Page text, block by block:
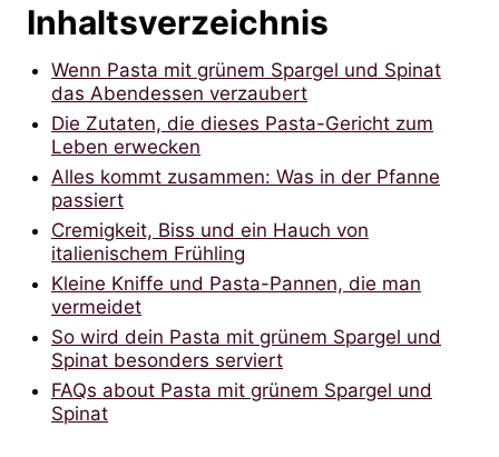
Inhaltsverzeichnis
Wenn Pasta mit grünem Spargel und Spinat
das Abendessen verzaubert
Die Zutaten, die dieses Pasta-Gericht zum
Leben erwecken
Alles kommt zusammen: Was in der Pfanne
passiert
Cremigkeit, Biss und ein Hauch von
italienischem Frühling
Kleine Kniffe und Pasta-Pannen, die man
vermeidet
So wird dein Pasta mit grünem Spargel und
Spinat besonders serviert
FAQs about Pasta mit grünem Spargel und
Spinat